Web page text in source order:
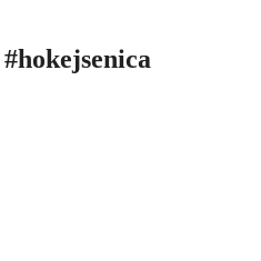
#hokejsenica